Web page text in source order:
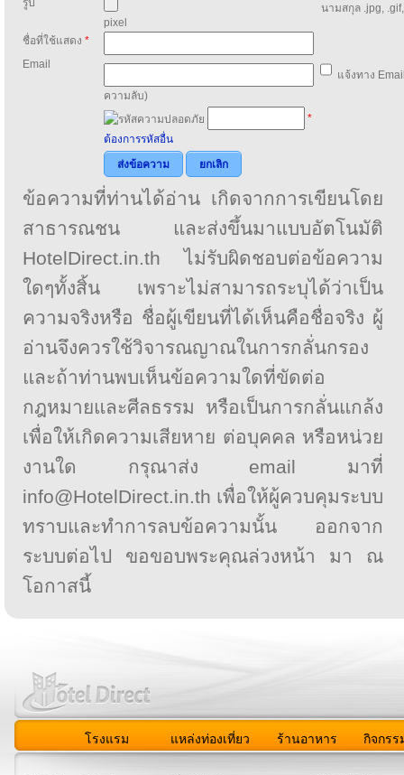
รูป
นามสกุล .jpg,
pixel
ชื่อที่ใช้แสดง *
Email
แจ้งทาง
ความลับ)
*
ต้องการรหัสอื่น
ส่งข้อความ
ยกเลิก
ข้อความที่ท่านได้อ่าน เกิดจากการเขียนโดย
สาธารณชน และส่งขึ้นมาแบบอัตโนมัติ
HotelDirect.in.th ไม่รับผิดชอบต่อข้อความ
ใดๆทั้งสิ้น เพราะไม่สามารถระบุได้ว่าเป็น
ความจริงหรือ ชื่อผู้เขียนที่ได้เห็นคือชื่อจริง ผู้
อ่านจึงควรใช้วิจารณญาณในการกลั่นกรอง
และถ้าท่านพบเห็นข้อความใดที่ขัดต่อ
กฎหมายและศีลธรรม หรือเป็นการกลั่นแกล้ง
เพื่อให้เกิดความเสียหาย ต่อบุคคล หรือหน่วย
งานใด กรุณาส่ง email มาที่
info@HotelDirect.in.th เพื่อให้ผู้ควบคุมระบบ
ทราบและทำการลบข้อความนั้น ออกจาก
ระบบต่อไป ขอขอบพระคุณล่วงหน้า มา ณ
โอกาสนี้
โรงแรม แหล่งท่องเที่ยว ร้านอาหาร กิจกรร